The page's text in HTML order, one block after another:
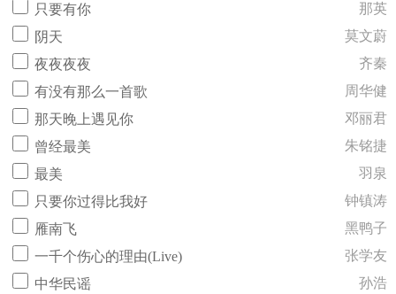
只要有你
那英
阴天
莫文蔚
夜夜夜夜
齐秦
有没有那么一首歌
周华健
那天晚上遇见你
邓丽君
曾经最美
朱铭捷
最美
羽泉
只要你过得比我好
钟镇涛
雁南飞
黑鸭子
一千个伤心的理由(Live)
张学友
中华民谣
孙浩